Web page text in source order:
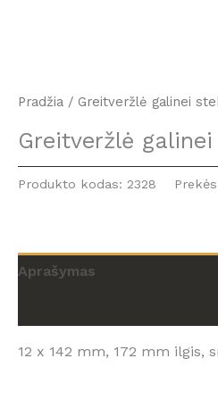
Pradžia / Greitveržlė galinei
Greitveržlė
Produkto kodas: 2328
Aprašymas
12 x 142 mm, 172 mm ilgis,